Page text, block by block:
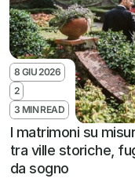
8 GIU 2026
2
3 MIN READ
I matrimoni su
tra ville storiche,
da sogno